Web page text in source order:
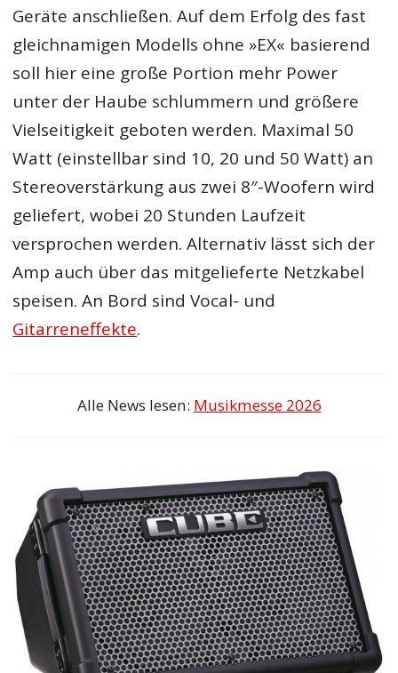
Geräte anschließen. Auf dem Erfolg des fast
gleichnamigen Modells ohne »EX« basierend
soll hier eine große Portion mehr Power
unter der Haube schlummern und größere
Vielseitigkeit geboten werden. Maximal 50
Watt (einstellbar sind 10, 20 und 50 Watt) an
Stereoverstärkung aus zwei 8″-Woofern wird
geliefert, wobei 20 Stunden Laufzeit
versprochen werden. Alternativ lässt sich der
Amp auch über das mitgelieferte Netzkabel
speisen. An Bord sind Vocal- und
Gitarreneffekte.
Alle News lesen: Musikmesse 2026